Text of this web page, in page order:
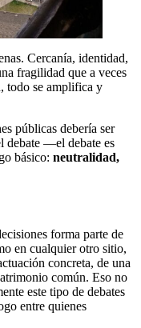
Cercanía, identidad,
fragilidad que a veces
todo se amplifica y
públicas debería ser
debate —el debate es
básico: neutralidad,
forma parte de
en cualquier otro sitio,
concreta, de una
común. Eso no
este tipo de debates
entre quienes